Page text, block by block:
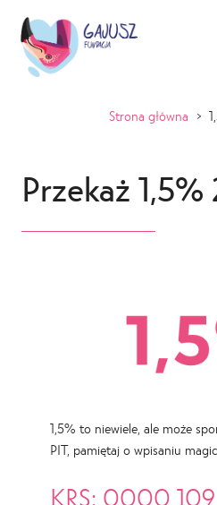
Strona główna >
Przekaż
1,5% to niewiele, ale może
PIT, pamiętaj o wpisaniu
KRS: 0000